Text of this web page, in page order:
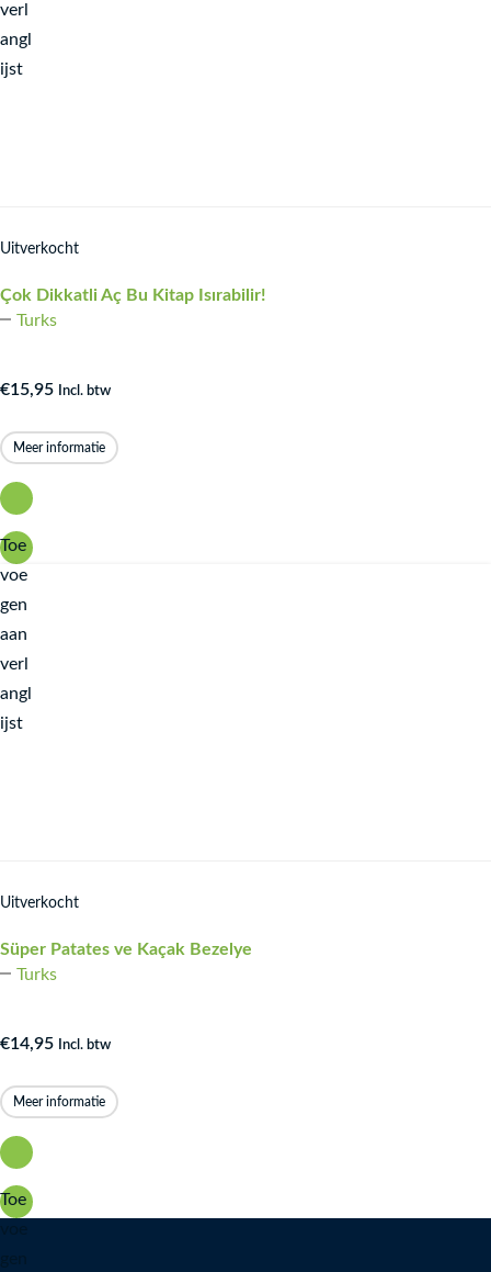
verl
angl
ijst
Uitverkocht
Çok Dikkatli Aç Bu Kitap Isırabilir!
Turks
€15,95 Incl. btw
Meer informatie
Toe
voe
gen
aan
verl
angl
ijst
Uitverkocht
Süper Patates ve Kaçak Bezelye
Turks
€14,95 Incl. btw
Meer informatie
Toe